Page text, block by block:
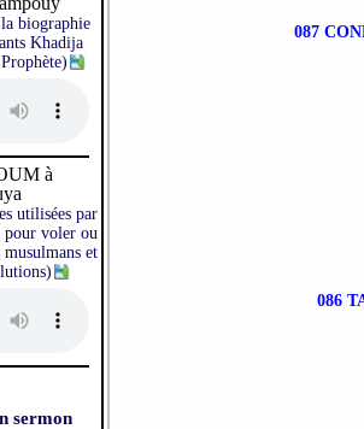
biographie
Khadija
à
utilisées par
pour voler ou
musulmans et
sermon
087
086